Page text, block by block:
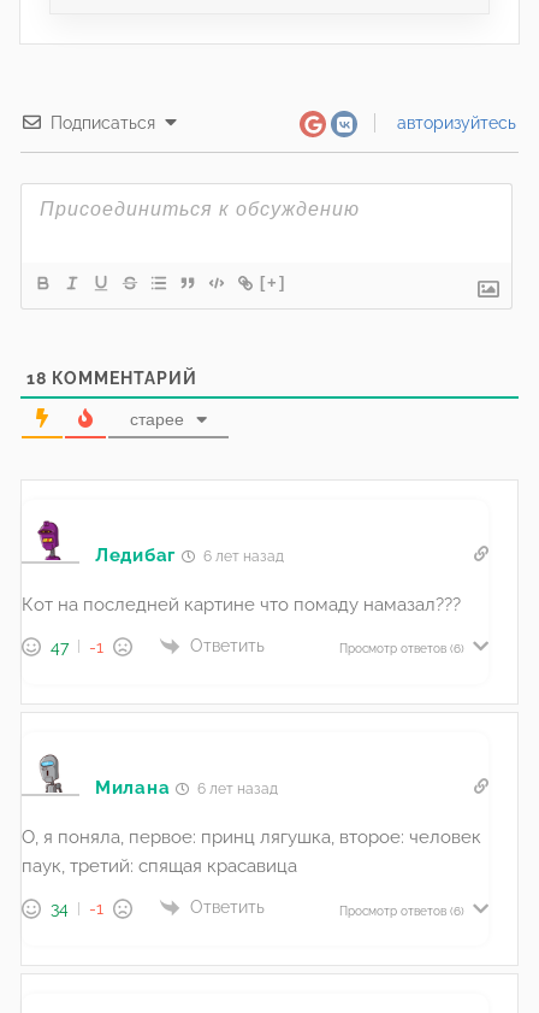
Подписаться авторизуйтесь
[+]
18 КОММЕНТАРИЙ
старее
Ледибаг 6 лет назад
Кот на последней картине что помаду намазал???
47 -1 Ответить Просмотр ответов (6)
Милана 6 лет назад
О, я поняла, первое: принц лягушка, второе: человек
паук, третий: спящая красавица
34 -1 Ответить Просмотр ответов (6)